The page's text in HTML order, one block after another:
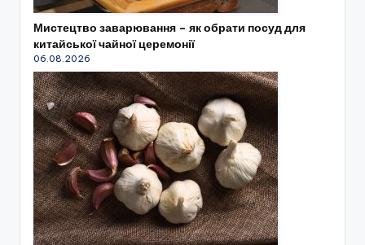
Мистецтво заварювання – як обрати посуд для
китайської чайної церемонії
06.08.2026